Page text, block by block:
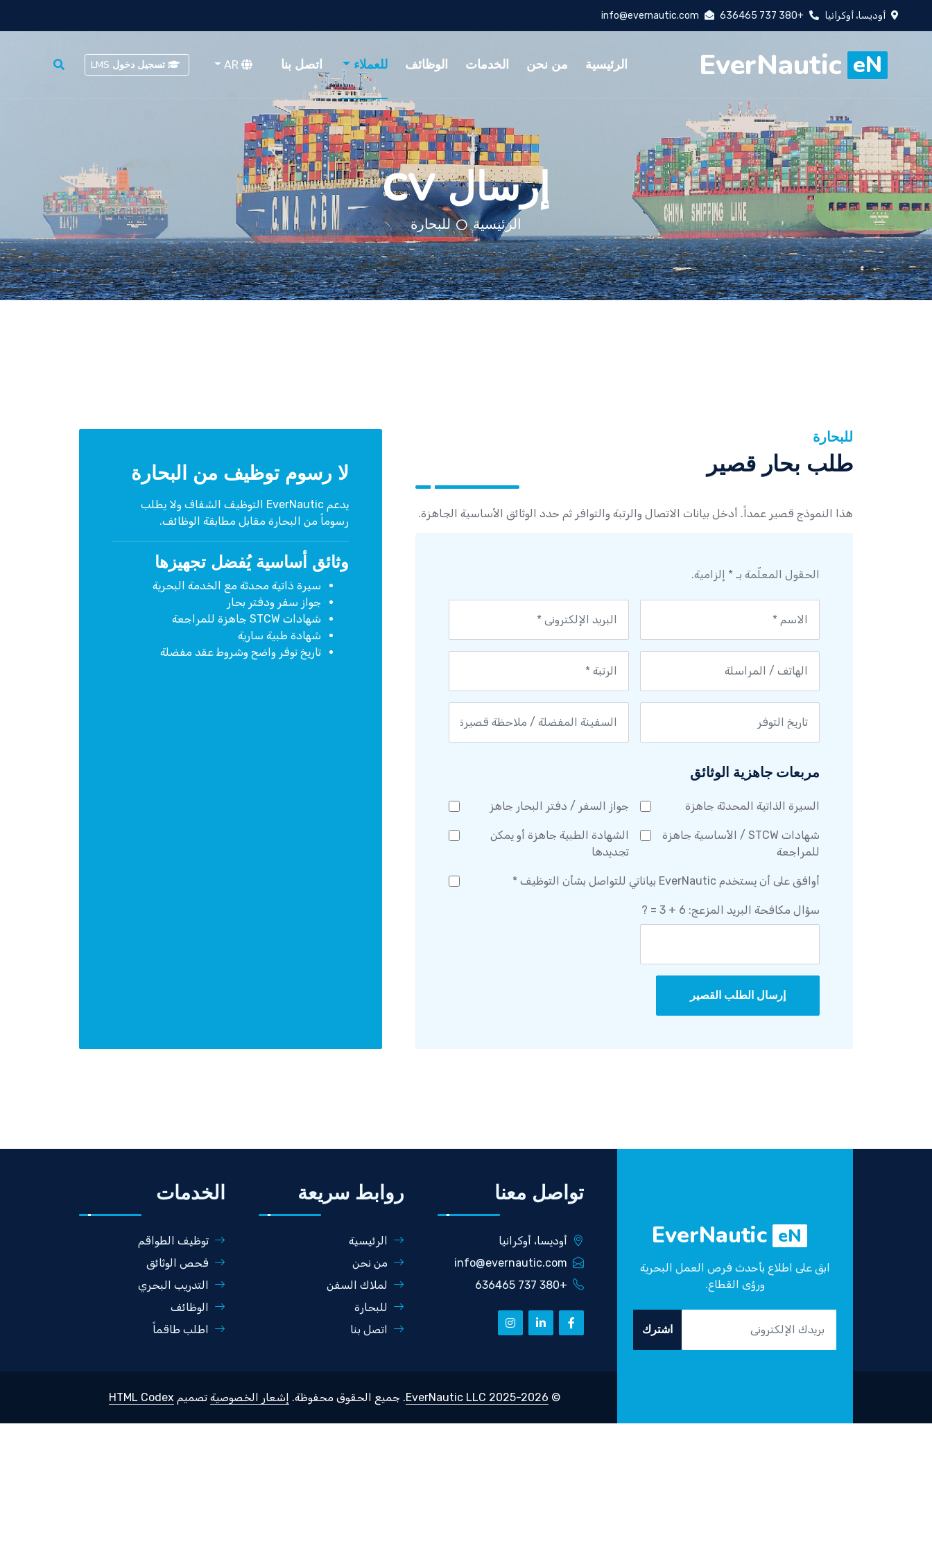
أوديسا، أوكرانيا +380 737 636465
info@evernautic.com
eN
EverNautic الرئيسية من نحن الخدمات الوظائف للعملاء اتصل بنا تسجيل دخول LMS
إرسال CV
الرئيسية للبحارة
للبحارة
طلب بحار قصير
هذا النموذج قصير عمداً. أدخل بيانات الاتصال والرتبة والتوافر ثم حدد الوثائق الأساسية الجاهزة.
الحقول المعلّمة بـ * إلزامية.
مربعات جاهزية الوثائق
السيرة الذاتية المحدثة جاهزة جواز السفر / دفتر البحار جاهز
شهادات STCW / الأساسية جاهزة
للمراجعة
الشهادة الطبية جاهزة أو يمكن
تجديدها
أوافق على أن يستخدم EverNautic بياناتي للتواصل بشأن التوظيف *
سؤال مكافحة البريد المزعج: 6 + 3 = ?
إرسال الطلب القصير
لا رسوم توظيف من البحارة
يدعم EverNautic التوظيف الشفاف ولا يطلب
رسوماً من البحارة مقابل مطابقة الوظائف.
وثائق أساسية يُفضل تجهيزها
سيرة ذاتية محدثة مع الخدمة البحرية
جواز سفر ودفتر بحار
شهادات STCW جاهزة للمراجعة
شهادة طبية سارية
تاريخ توفر واضح وشروط عقد مفضلة
eN
EverNautic
ابقَ على اطلاع بأحدث فرص العمل البحرية
ورؤى القطاع.
اشترك
تواصل معنا
أوديسا، أوكرانيا
info@evernautic.com
+380 737 636465
روابط سريعة
الرئيسية
من نحن
لملاك السفن
للبحارة
اتصل بنا
الخدمات
توظيف الطواقم
فحص الوثائق
التدريب البحري
الوظائف
اطلب طاقماً
©
2025-2026 EverNautic LLC . جميع الحقوق محفوظة. إشعار الخصوصية تصميم HTML Codex